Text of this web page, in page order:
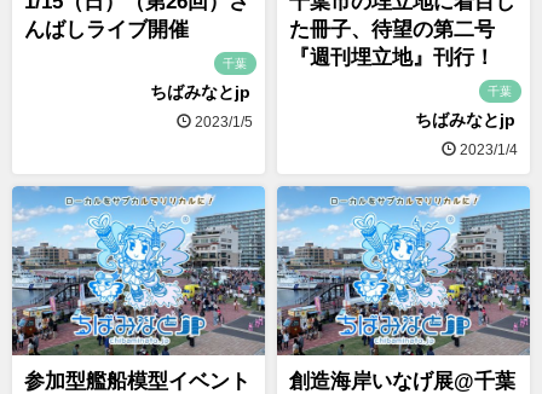
んばしライブ開催
千葉
ちばみなとjp
2023/1/5
た冊子、待望の第二号
『週刊埋立地』刊行！
千葉
ちばみなとjp
2023/1/4
参加型艦船模型イベント
創造海岸いなげ展@千葉